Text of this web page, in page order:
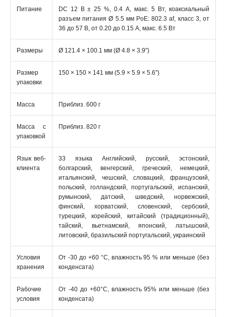
Питание
DC 12 В ± 25 %, 0.4 А, макс. 5 Вт, коаксиальный
разъем питания Ø 5.5 мм PoE: 802.3 af, класс 3, от
36 до 57 В, от 0.20 до 0.15 А, макс. 6.5 Вт
Размеры Ø 121.4 × 100.1 мм (Ø 4.8 × 3.9″)
Размер
упаковки
150 × 150 × 141 мм (5.9 × 5.9 × 5.6″)
Масса Приблиз. 600 г
Масса с
упаковкой
Приблиз. 820 г
Язык веб-
клиента
33 языка Английский, русский, эстонский,
болгарский, венгерский, греческий, немецкий,
итальянский, чешский, словацкий, французский,
польский, голландский, португальский, испанский,
румынский, датский, шведский, норвежский,
финский, хорватский, словенский, сербский,
турецкий, корейский, китайский (традиционный),
тайский, вьетнамский, японский, латышский,
литовский, бразильский португальский, украинский
Условия
хранения
От -30 до +60 °C, влажность 95 % или меньше (без
конденсата)
Рабочие
условия
От -40 до +60°C, влажность 95% или меньше (без
конденсата)